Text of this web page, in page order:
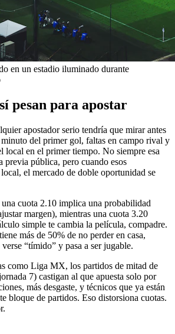
en un estadio iluminado durante
pesan para apostar
apostador serio tendría que mirar antes
del primer gol, faltas en campo rival y
local en el primer tiempo. No siempre esa
previa pública, pero cuando esos
el mercado de doble oportunidad se
cuota 2.10 implica una probabilidad
margen), mientras una cuota 3.20
simple te cambia la película, compadre.
más de 50% de no perder en casa,
“tímido” y pasa a ser jugable.
como Liga MX, los partidos de mitad de
7) castigan al que apuesta solo por
más desgaste, y técnicos que ya están
bloque de partidos. Eso distorsiona cuotas.